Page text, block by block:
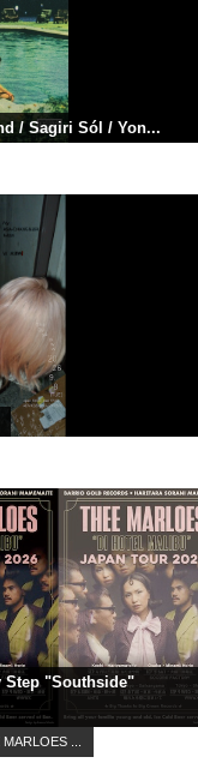
/ Sagiri Sól / Yon...
Step "Southside"
...